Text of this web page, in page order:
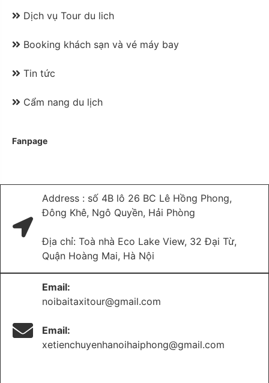
Dịch vụ Tour du lich
Booking khách sạn và vé máy bay
Tin tức
Cẩm nang du lịch
Fanpage
Address : số 4B lô 26 BC Lê Hồng Phong,
Đông Khê, Ngô Quyền, Hải Phòng
Địa chỉ: Toà nhà Eco Lake View, 32 Đại Từ,
Quận Hoàng Mai, Hà Nội
Email:
noibaitaxitour@gmail.com
Email:
xetienchuyenhanoihaiphong@gmail.com